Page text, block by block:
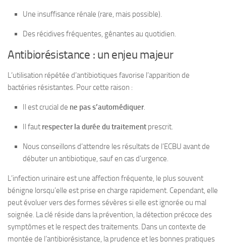
Une insuffisance rénale (rare, mais possible).
Des récidives fréquentes, gênantes au quotidien.
Antibiorésistance : un enjeu majeur
L’utilisation répétée d’antibiotiques favorise l’apparition de
bactéries résistantes. Pour cette raison :
Il est crucial de ne pas s’automédiquer.
Il faut respecter la durée du traitement prescrit.
Nous conseillons d’attendre les résultats de l’ECBU avant de
débuter un antibiotique, sauf en cas d’urgence.
L’infection urinaire est une affection fréquente, le plus souvent
bénigne lorsqu’elle est prise en charge rapidement. Cependant, elle
peut évoluer vers des formes sévères si elle est ignorée ou mal
soignée. La clé réside dans la prévention, la détection précoce des
symptômes et le respect des traitements. Dans un contexte de
montée de l’antibiorésistance, la prudence et les bonnes pratiques